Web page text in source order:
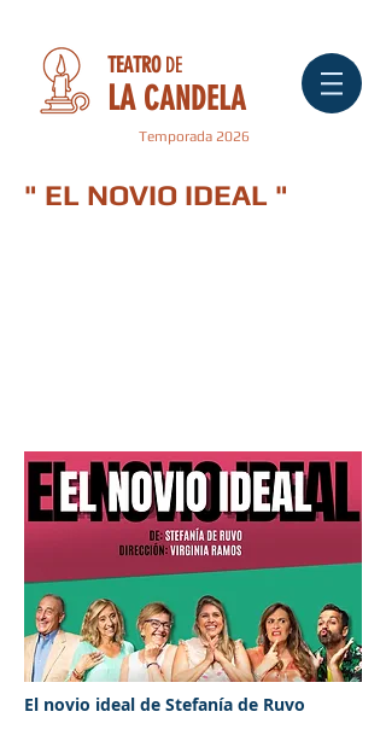
TEATRO DE
LA CANDELA
Temporada 2026
" EL NOVIO IDEAL "
El novio ideal de Stefanía de Ruvo